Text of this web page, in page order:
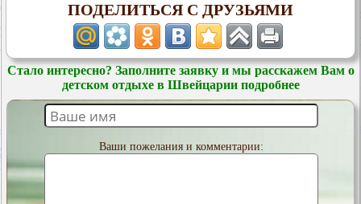
ПОДЕЛИТЬСЯ С ДРУЗЬЯМИ
Стало интересно? Заполните заявку и мы расскажем Вам о
детском отдыхе в Швейцарии подробнее
Ваши пожелания и комментарии: